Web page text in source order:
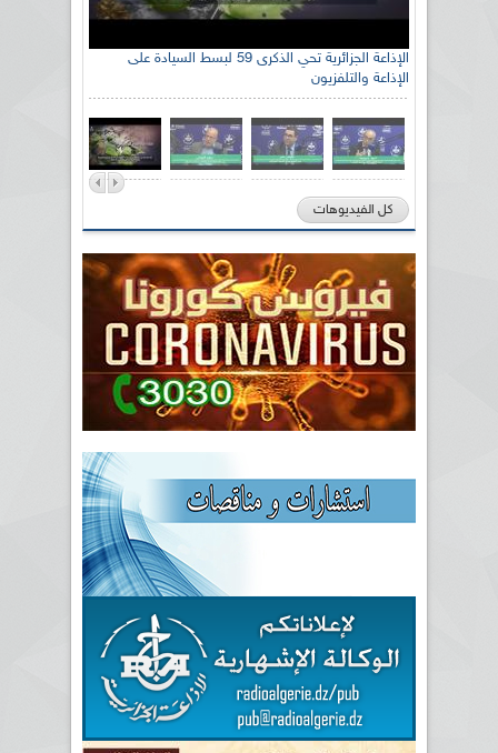
الإذاعة الجزائرية تحي الذكرى 59 لبسط السيادة على
الإذاعة والتلفزيون
كل الفيديوهات